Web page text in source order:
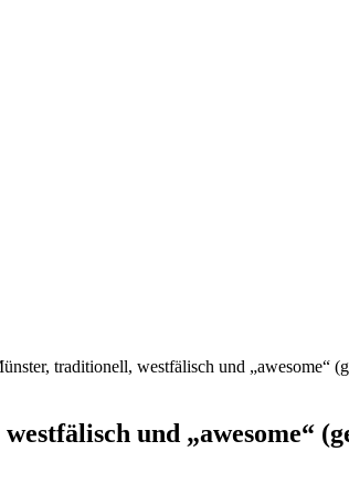
traditionell, westfälisch und „awesome“
und „awesome“